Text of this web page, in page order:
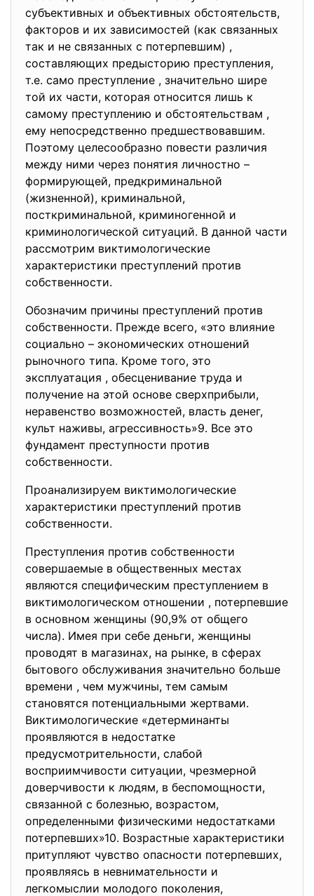
субъективных и объективных обстоятельств,
факторов и их зависимостей (как связанных
так и не связанных с потерпевшим) ,
составляющих предысторию преступления,
т.е. само преступление , значительно шире
той их части, которая относится лишь к
самому преступлению и обстоятельствам ,
ему непосредственно предшествовавшим.
Поэтому целесообразно повести различия
между ними через понятия личностно –
формирующей, предкриминальной
(жизненной), криминальной,
посткриминальной, криминогенной и
криминологической ситуаций. В данной части
рассмотрим виктимологические
характеристики преступлений против
собственности.
Обозначим причины преступлений против
собственности. Прежде всего, «это влияние
социально – экономических отношений
рыночного типа. Кроме того, это
эксплуатация , обесценивание труда и
получение на этой основе сверхприбыли,
неравенство возможностей, власть денег,
культ наживы, агрессивность»9. Все это
фундамент преступности против
собственности.
Проанализируем виктимологические
характеристики преступлений против
собственности.
Преступления против собственности
совершаемые в общественных местах
являются специфическим преступлением в
виктимологическом отношении , потерпевшие
в основном женщины (90,9% от общего
числа). Имея при себе деньги, женщины
проводят в магазинах, на рынке, в сферах
бытового обслуживания значительно больше
времени , чем мужчины, тем самым
становятся потенциальными жертвами.
Виктимологические «детерминанты
проявляются в недостатке
предусмотрительности, слабой
восприимчивости ситуации, чрезмерной
доверчивости к людям, в беспомощности,
связанной с болезнью, возрастом,
определенными физическими недостатками
потерпевших»10. Возрастные характеристики
притупляют чувство опасности потерпевших,
проявляясь в невнимательности и
легкомыслии молодого поколения,